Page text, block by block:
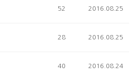
52 2016.08.25
28 2016.08.25
40 2016.08.24